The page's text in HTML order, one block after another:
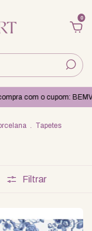
0
Qualidade e
. Tapetes
Filtrar